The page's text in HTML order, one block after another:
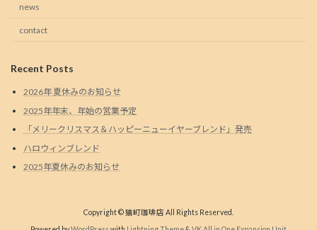
news
contact
Recent Posts
2026年 夏休みのお知らせ
2025年年末、年始の営業予定
「メリークリスマス＆ハッピーニューイヤーブレンド」発売
ハロウィンブレンド
2025年夏休みのお知らせ
Copyright © 猫町珈琲店 All Rights Reserved.